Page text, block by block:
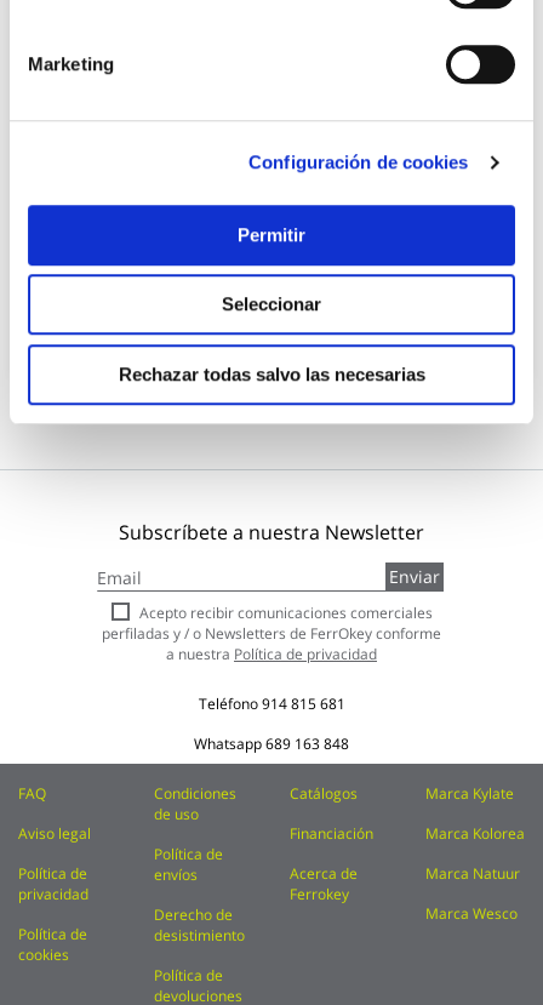
Marketing
Configuración de cookies
Permitir
Seleccionar
Rechazar todas salvo las necesarias
TOP VENTAS
50,00 €
Añadir al carrito
Subscríbete a nuestra Newsletter
a
nuestro
boletín
de
Enviar
Acepto recibir comunicaciones comerciales
perfiladas y / o Newsletters de FerrOkey conforme
a nuestra Política de privacidad
Teléfono914 815 681
Whatsapp689 163 848
FAQ
Aviso legal
Política de
privacidad
Política de
cookies
Condiciones
de uso
Política de
envíos
Derecho de
desistimiento
Política de
devoluciones
Catálogos
Financiación
Acerca de
Ferrokey
Marca Kylate
Marca Kolorea
Marca Natuur
Marca Wesco